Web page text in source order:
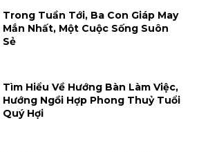
Trong Tuần Tới, Ba Con Giáp May
Mắn Nhất, Một Cuộc Sống Suôn
Sẻ
Tìm Hiểu Về Hướng Bàn Làm Việc,
Hướng Ngồi Hợp Phong Thuỷ Tuổi
Quý Hợi